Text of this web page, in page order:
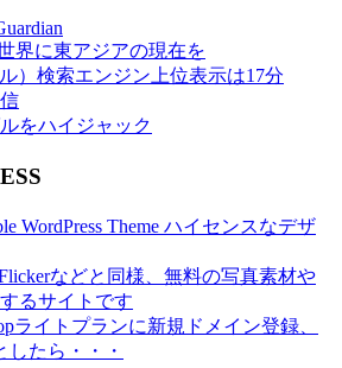
界に東アジアの現在を
）検索エンジン上位表示は17分
をハイジャック
WordPress Theme ハイセンスなデザ
などと同様、無料の写真素材や
るサイトです
ライトプランに新規ドメイン登録、
したら・・・